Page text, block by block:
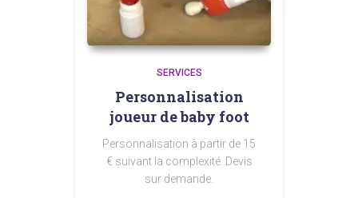
SERVICES
Personnalisation
joueur de baby foot
Personnalisation à partir de 15
€ suivant la complexité. Devis
sur demande.